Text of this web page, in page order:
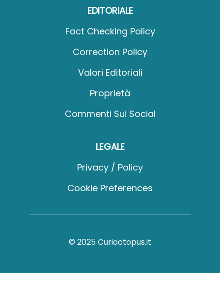
EDITORIALE
Fact Checking Policy
Correction Policy
Valori Editoriali
Proprietà
Commenti Sui Social
LEGALE
Privacy / Policy
Cookie Preferences
© 2025 Curioctopus.it